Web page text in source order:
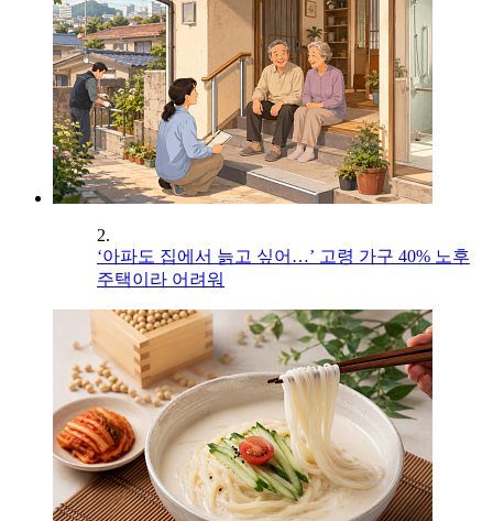
2.
‘아파도 집에서 늙고 싶어…’ 고령 가구 40% 노후
주택이라 어려워